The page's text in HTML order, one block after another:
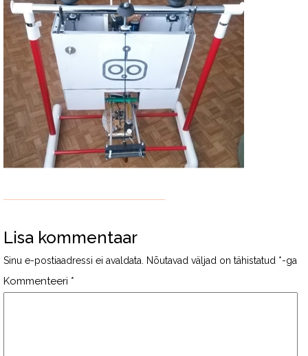
Lisa kommentaar
Sinu e-postiaadressi ei avaldata. Nõutavad väljad on tähistatud *-ga
Kommenteeri *